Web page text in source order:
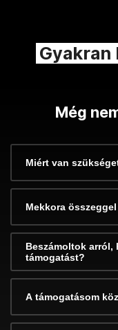
Gyakran
Még
Miért van
Mekkora
Beszámoltok
támogatást?
A támogatásom